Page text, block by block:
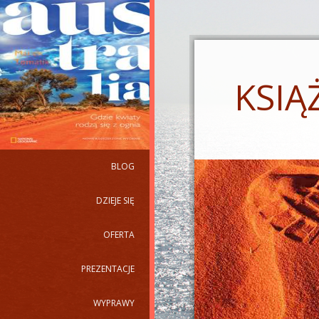
BLOG
DZIEJE SIĘ
OFERTA
PREZENTACJE
WYPRAWY